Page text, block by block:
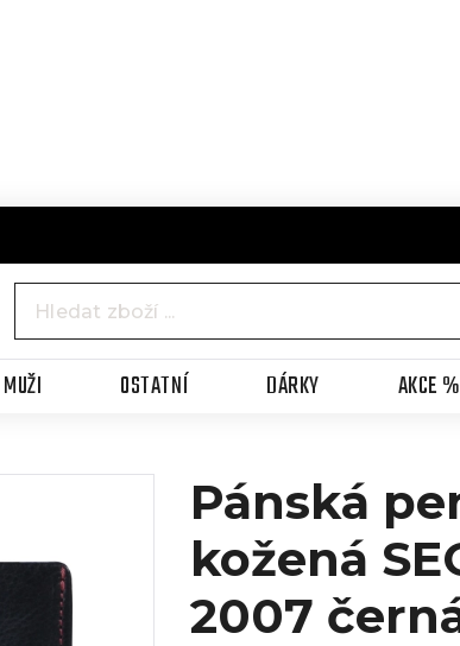
MUŽI OSTATNÍ DÁRKY AKCE %
Pánská
kožená
2007